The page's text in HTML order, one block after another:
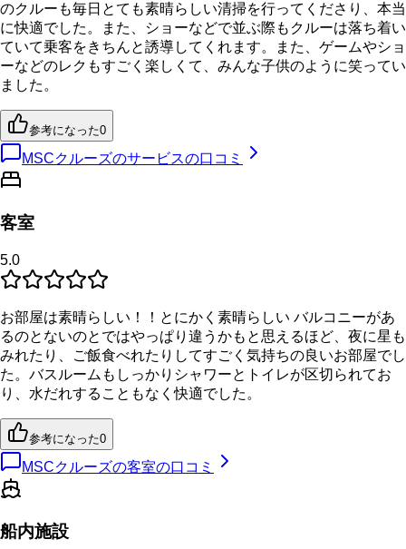
のクルーも毎日とても素晴らしい清掃を行ってくださり、本当
に快適でした。また、ショーなどで並ぶ際もクルーは落ち着い
ていて乗客をきちんと誘導してくれます。また、ゲームやショ
ーなどのレクもすごく楽しくて、みんな子供のように笑ってい
ました。
参考になった0
MSCクルーズのサービスの口コミ
客室
5.0
お部屋は素晴らしい！！とにかく素晴らしい バルコニーがあ
るのとないのとではやっぱり違うかもと思えるほど、夜に星も
みれたり、ご飯食べれたりしてすごく気持ちの良いお部屋でし
た。バスルームもしっかりシャワーとトイレが区切られてお
り、水だれすることもなく快適でした。
参考になった0
MSCクルーズの客室の口コミ
船内施設